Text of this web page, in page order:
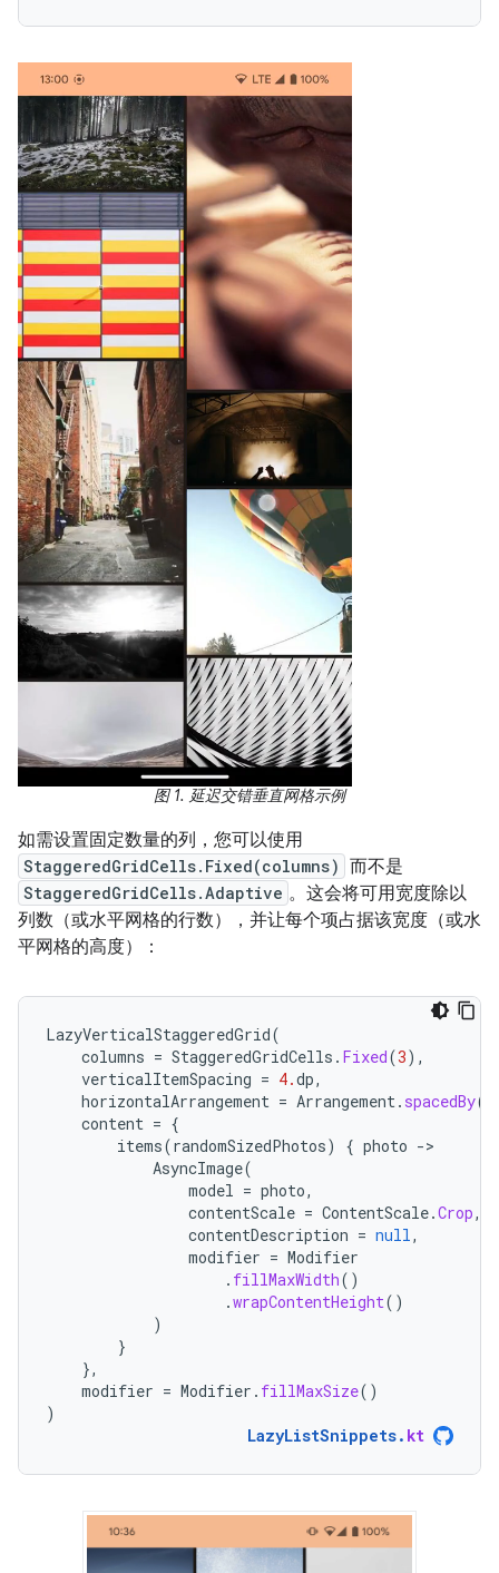
图 1. 延迟交错垂直网格示例
如需设置固定数量的列，您可以使用
StaggeredGridCells.Fixed(columns) 而不是
StaggeredGridCells.Adaptive 。这会将可用宽度除以
列数（或水平网格的行数），并让每个项占据该宽度（或水
平网格的高度）：
LazyVerticalStaggeredGrid(
columns = StaggeredGridCells . Fixed(3),
verticalItemSpacing = 4.dp,
horizontalArrangement = Arrangement. spacedBy(
content = {
items(randomSizedPhotos) { photo -
AsyncImage(
model = photo,
contentScale = ContentScale.Crop,
contentDescription = null,
modifier = Modifier
. fillMaxWidth()
.wrapContentHeight()
)
}
},
modifier = Modifier . fillMaxSize()
)
LazyListSnippets. kt